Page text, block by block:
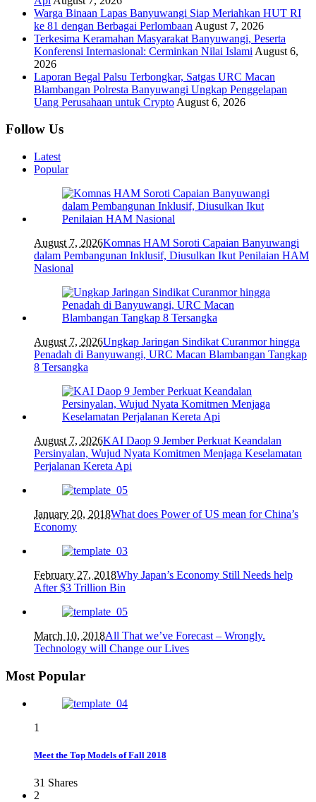
Warga Binaan Lapas Banyuwangi Siap Meriahkan HUT RI
ke 81 dengan Berbagai Perlombaan August 7, 2026
Terkesima Keramahan Masyarakat Banyuwangi, Peserta
Konferensi Internasional: Cerminkan Nilai Islami August 6,
2026
Laporan Begal Palsu Terbongkar, Satgas URC Macan
Blambangan Polresta Banyuwangi Ungkap Penggelapan
Uang Perusahaan untuk Crypto August 6, 2026
Follow Us
Latest
Popular
August 7, 2026Komnas HAM Soroti Capaian Banyuwangi
dalam Pembangunan Inklusif, Diusulkan Ikut Penilaian HAM
Nasional
August 7, 2026Ungkap Jaringan Sindikat Curanmor hingga
Penadah di Banyuwangi, URC Macan Blambangan Tangkap
8 Tersangka
August 7, 2026KAI Daop 9 Jember Perkuat Keandalan
Persinyalan, Wujud Nyata Komitmen Menjaga Keselamatan
Perjalanan Kereta Api
January 20, 2018What does Power of US mean for China’s
Economy
February 27, 2018Why Japan’s Economy Still Needs help
After $3 Trillion Bin
March 10, 2018All That we’ve Forecast – Wrongly.
Technology will Change our Lives
Most Popular
1
Meet the Top Models of Fall 2018
31 Shares
2